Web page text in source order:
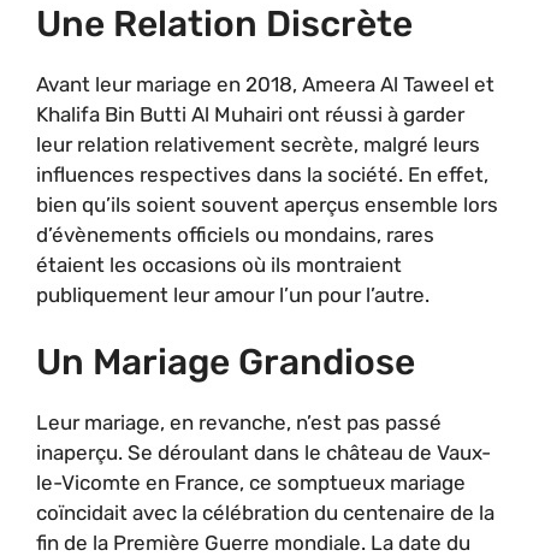
Une Relation Discrète
Avant leur mariage en 2018, Ameera Al Taweel et
Khalifa Bin Butti Al Muhairi ont réussi à garder
leur relation relativement secrète, malgré leurs
influences respectives dans la société. En effet,
bien qu’ils soient souvent aperçus ensemble lors
d’évènements officiels ou mondains, rares
étaient les occasions où ils montraient
publiquement leur amour l’un pour l’autre.
Un Mariage Grandiose
Leur mariage, en revanche, n’est pas passé
inaperçu. Se déroulant dans le château de Vaux-
le-Vicomte en France, ce somptueux mariage
coïncidait avec la célébration du centenaire de la
fin de la Première Guerre mondiale. La date du